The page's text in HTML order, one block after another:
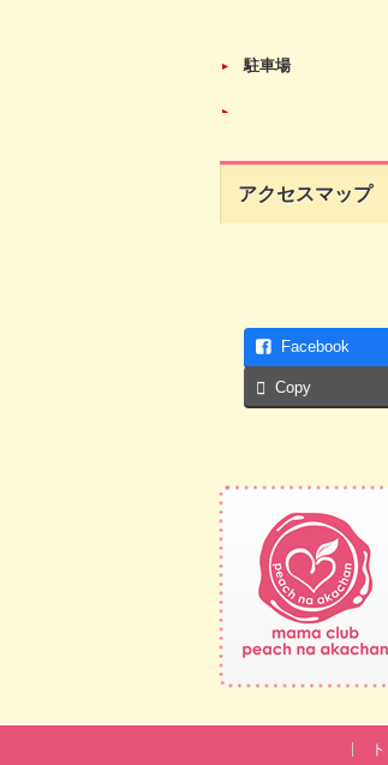
駐車場
アクセスマップ
Facebook
Copy